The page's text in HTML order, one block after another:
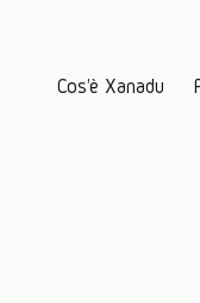
Cos'è Xanadu